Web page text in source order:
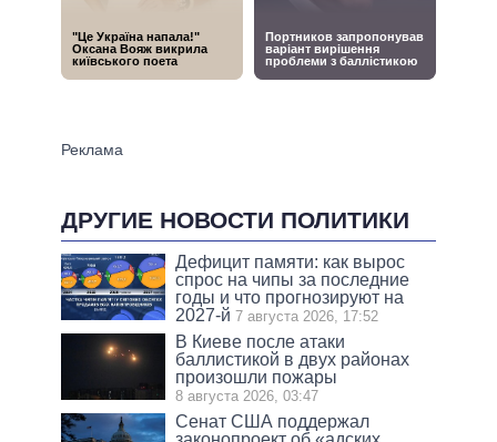
ДРУГИЕ НОВОСТИ ПОЛИТИКИ
Дефицит памяти: как вырос
спрос на чипы за последние
годы и что прогнозируют на
2027-й 7 августа 2026, 17:52
В Киеве после атаки
баллистикой в двух районах
произошли пожары
8 августа 2026, 03:47
Сенат США поддержал